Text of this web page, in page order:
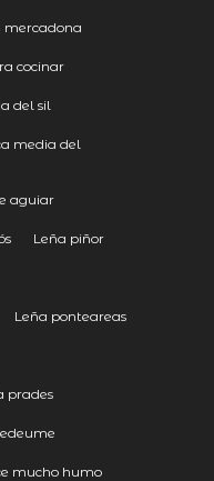
mercadona
cocinar
del sil
media del
aguiar
Leña piñor
Leña ponteareas
prades
mucho humo